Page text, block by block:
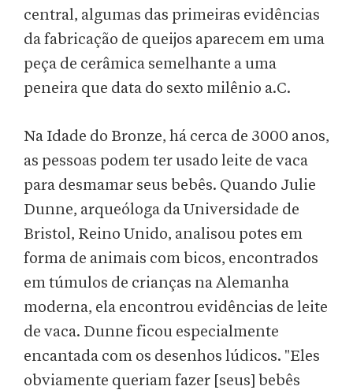
central, algumas das primeiras evidências
da fabricação de queijos aparecem em uma
peça de cerâmica semelhante a uma
peneira que data do sexto milênio a.C.
Na Idade do Bronze, há cerca de 3000 anos,
as pessoas podem ter usado leite de vaca
para desmamar seus bebês. Quando Julie
Dunne, arqueóloga da Universidade de
Bristol, Reino Unido, analisou potes em
forma de animais com bicos, encontrados
em túmulos de crianças na Alemanha
moderna, ela encontrou evidências de leite
de vaca. Dunne ficou especialmente
encantada com os desenhos lúdicos. "Eles
obviamente queriam fazer [seus] bebês